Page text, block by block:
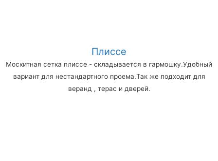
Плиссе
Москитная сетка плиссе - складывается в гармошку.Удобный
вариант для нестандартного проема.Так же подходит для
веранд , терас и дверей.